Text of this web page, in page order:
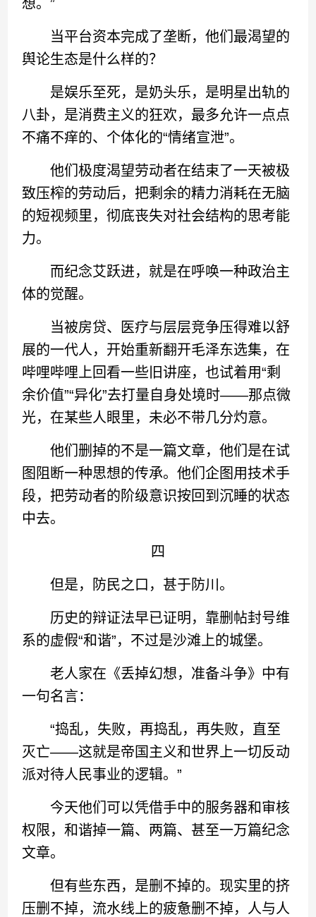
想。”
当平台资本完成了垄断，他们最渴望的
舆论生态是什么样的？
是娱乐至死，是奶头乐，是明星出轨的
八卦，是消费主义的狂欢，最多允许一点点
不痛不痒的、个体化的“情绪宣泄”。
他们极度渴望劳动者在结束了一天被极
致压榨的劳动后，把剩余的精力消耗在无脑
的短视频里，彻底丧失对社会结构的思考能
力。
而纪念艾跃进，就是在呼唤一种政治主
体的觉醒。
当被房贷、医疗与层层竞争压得难以舒
展的一代人，开始重新翻开毛泽东选集，在
哔哩哔哩上回看一些旧讲座，也试着用“剩
余价值”“异化”去打量自身处境时——那点微
光，在某些人眼里，未必不带几分灼意。
他们删掉的不是一篇文章，他们是在试
图阻断一种思想的传承。他们企图用技术手
段，把劳动者的阶级意识按回到沉睡的状态
中去。
四
但是，防民之口，甚于防川。
历史的辩证法早已证明，靠删帖封号维
系的虚假“和谐”，不过是沙滩上的城堡。
老人家在《丢掉幻想，准备斗争》中有
一句名言：
“捣乱，失败，再捣乱，再失败，直至
灭亡——这就是帝国主义和世界上一切反动
派对待人民事业的逻辑。”
今天他们可以凭借手中的服务器和审核
权限，和谐掉一篇、两篇、甚至一万篇纪念
文章。
但有些东西，是删不掉的。现实里的挤
压删不掉，流水线上的疲惫删不掉，人与人